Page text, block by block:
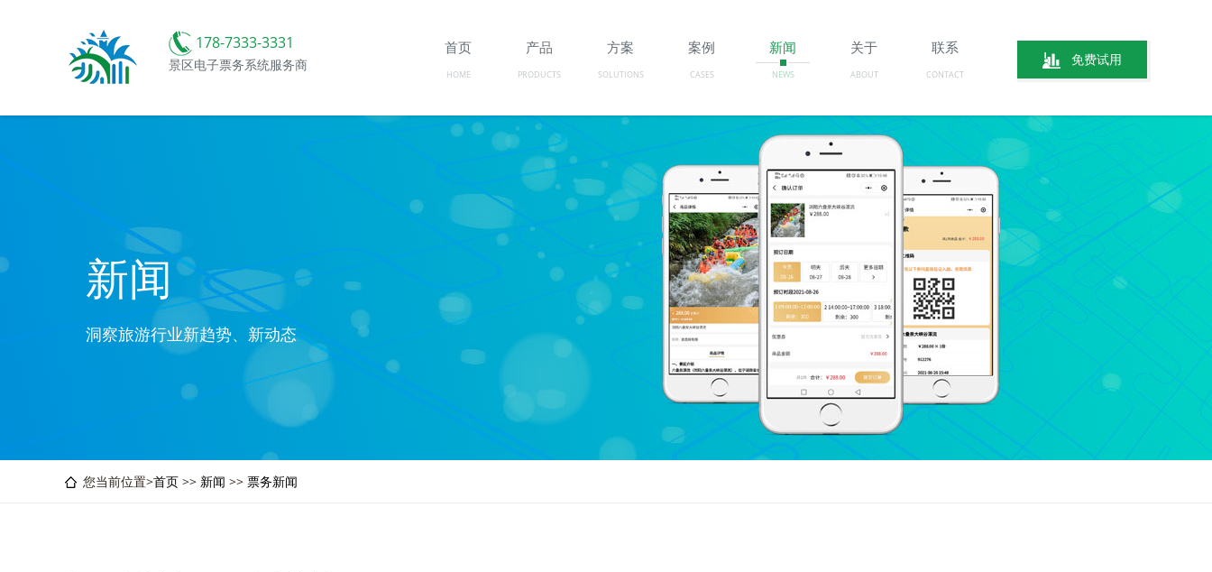
178-7333-3331
景区电子票务系统服务商 免费试用
首页
HOME
产品
PRODUCTS
方案
SOLUTIONS
案例
CASES
新闻
NEWS
关于
ABOUT
联系
CONTACT
新闻
洞察旅游行业新趋势、新动态
您当前位置>首页 >> 新闻 >> 票务新闻